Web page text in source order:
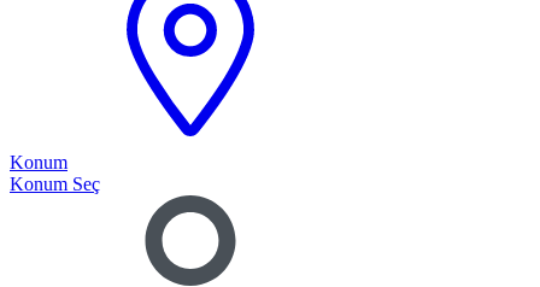
Konum
Konum Seç